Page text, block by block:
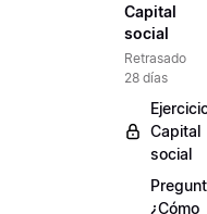
Capital
social
Retrasado
28 días
Capital
social
¿Cómo